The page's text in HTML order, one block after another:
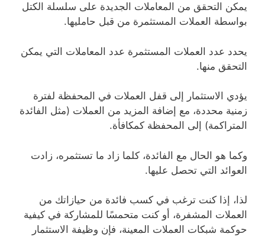
يمكن التحقق من المعاملات الجديدة على سلسلة الكتل
بواسطة العملات المستثمرة من قبل حامليها.
يحدد عدد العملات المستثمرة عدد المعاملات التي يمكن
التحقق منها.
يؤدي الاستثمار إلى قفل العملات في المحفظة لفترة
زمنية محددة، مع إضافة المزيد من العملات (مثل الفائدة
المتراكمة) إلى المحفظة كمكافأة.
وكما هو الحال مع الفائدة، كلما زاد ما تستثمره، زادت
العوائد التي تحصل عليها.
لذا، إذا كنت ترغب في كسب فائدة من حيازاتك من
العملات المشفرة، أو كنت متحمسًا للمشاركة في كيفية
حوكمة شبكات العملات المعينة، فإن وظيفة الاستثمار